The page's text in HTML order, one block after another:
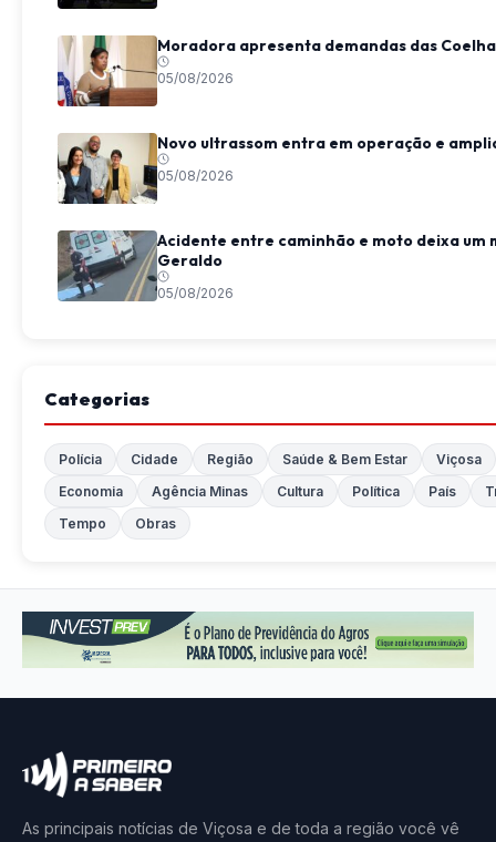
Moradora apresenta demandas das
05/08/2026
Novo ultrassom entra em operação e
05/08/2026
Acidente entre caminhão e moto deixa um
Geraldo
05/08/2026
Categorias
Polícia Cidade Região Saúde & Bem Estar
Viçosa
Economia
Agência Minas Cultura Política País
Tempo
Obras
As principais notícias de Viçosa e de toda a região você vê